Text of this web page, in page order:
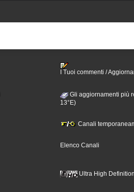
I Tuoi commenti /
Gli aggiornamenti più
13°E)
Canali
Elenco Canali
Ultra High